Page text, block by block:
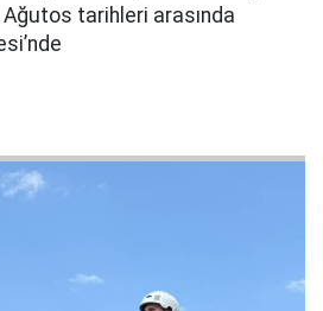
tarihleri arasında